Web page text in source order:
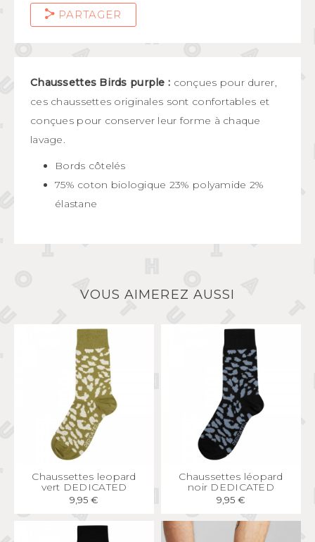
PARTAGER
Chaussettes Birds purple : conçues pour durer,
ces chaussettes originales sont confortables et
conçues pour conserver leur forme à chaque
lavage.
Bords côtelés
75% coton biologique 23% polyamide 2%
élastane
VOUS AIMEREZ AUSSI
APERÇU RAPIDE
Chaussettes leopard
vert DEDICATED
9,95 €
APERÇU RAPIDE
Chaussettes léopard
noir DEDICATED
9,95 €